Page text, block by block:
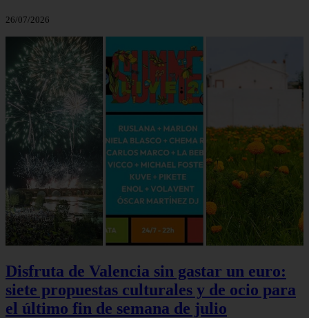
26/07/2026
Disfruta de Valencia sin gastar un euro:
siete propuestas culturales y de ocio para
el último fin de semana de julio